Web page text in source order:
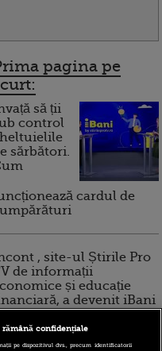
pagina pe
să ții
control
sărbători.
cardul de
, site-ul Știrile Pro
de informații
și educație
a devenit iBani
reguli pentru decizii
rămână confidențiale
pe dispozitivul dvs., precum identificatorii